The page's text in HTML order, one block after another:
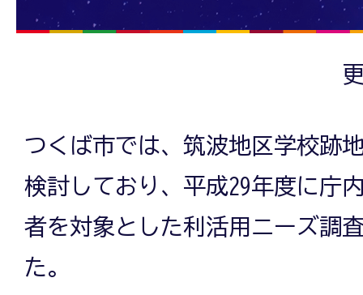
つくば市では、筑波地区学校跡
検討しており、平成29年度に庁
者を対象とした利活用ニーズ調
た。